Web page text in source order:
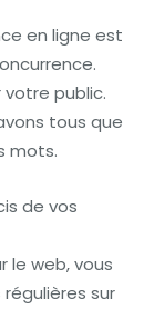
en ligne est
public.
tous que
mots.
de vos
le web, vous
sur